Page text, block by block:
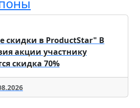
скидки в ProductStar" В
акции участнику
скидка 70%